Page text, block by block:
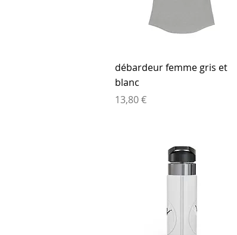
Aperçu rapide
débardeur femme gris et
blanc
Prix
13,80 €